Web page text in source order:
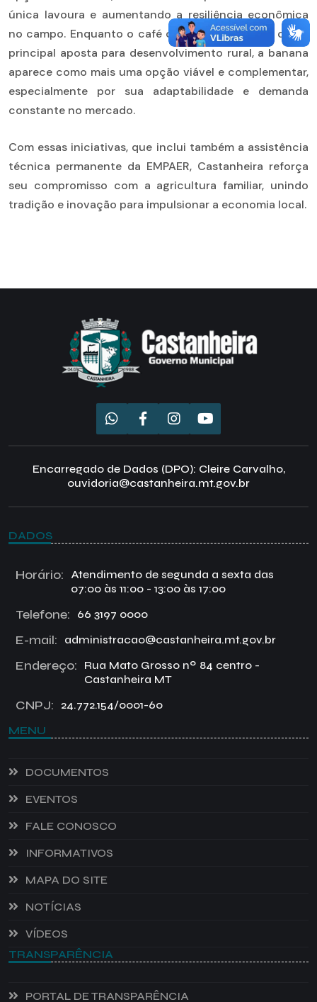
única lavoura e aumentando a resiliência econômica
no campo. Enquanto o café clonal consolida-se como
principal aposta para desenvolvimento rural, a banana
aparece como mais uma opção viável e complementar,
especialmente por sua adaptabilidade e demanda
constante no mercado.
Com essas iniciativas, que inclui também a assistência
técnica permanente da EMPAER, Castanheira reforça
seu compromisso com a agricultura familiar, unindo
tradição e inovação para impulsionar a economia local.
Encarregado de Dados (DPO): Cleire Carvalho,
ouvidoria@castanheira.mt.gov.br
DADOS
Horário:
Atendimento de segunda a sexta das
07:00 às 11:00 - 13:00 às 17:00
Telefone: 66 3197 0000
E-mail: administracao@castanheira.mt.gov.br
Endereço:
Rua Mato Grosso nº 84 centro -
Castanheira MT
CNPJ: 24.772.154/0001-60
MENU
DOCUMENTOS
EVENTOS
FALE CONOSCO
INFORMATIVOS
MAPA DO SITE
NOTÍCIAS
VÍDEOS
TRANSPARÊNCIA
PORTAL DE TRANSPARÊNCIA